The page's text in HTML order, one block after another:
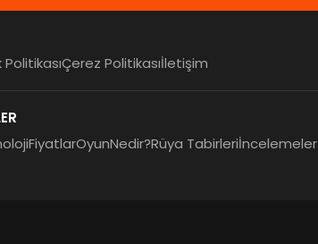
PolitikasıÇerez Politikasıİletişim
FiyatlarOyunNedir?Rüya Tabirleriİncelemeler